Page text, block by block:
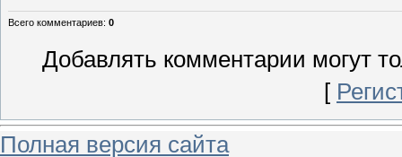
Всего комментариев: 0
Добавлять комментарии могут
[
Полная версия сайта